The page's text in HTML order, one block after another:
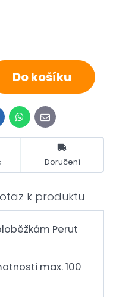
Do košíku
WhatsApp
E-
mail
Doručení
k produktu
Perut
max. 100